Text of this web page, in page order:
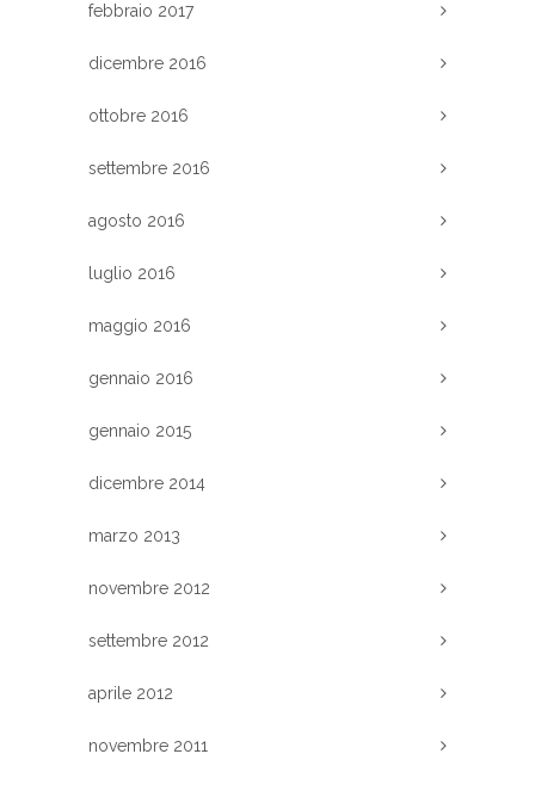
febbraio 2017
dicembre 2016
ottobre 2016
settembre 2016
agosto 2016
luglio 2016
maggio 2016
gennaio 2016
gennaio 2015
dicembre 2014
marzo 2013
novembre 2012
settembre 2012
aprile 2012
novembre 2011